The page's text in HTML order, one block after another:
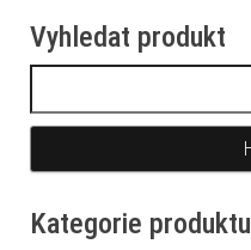
Vyhledat produkt
Kategorie produktu